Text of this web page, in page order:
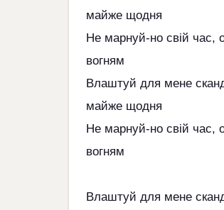
майже щодня
Не марнуй-но свій час,
вогням
Влаштуй для мене
майже щодня
Не марнуй-но свій час,
вогням
Влаштуй для мене